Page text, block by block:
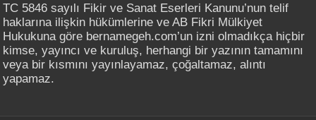
TC 5846 sayılı Fikir ve Sanat Eserleri Kanunu’nun telif
haklarına ilişkin hükümlerine ve AB Fikri Mülkiyet
Hukukuna göre bernamegeh.com’un izni olmadıkça hiçbir
kimse, yayıncı ve kuruluş, herhangi bir yazının tamamını
veya bir kısmını yayınlayamaz, çoğaltamaz, alıntı
yapamaz.